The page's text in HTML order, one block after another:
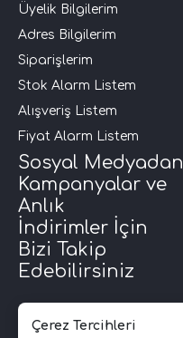
Üyelik Bilgilerim
Adres Bilgilerim
Siparişlerim
Stok Alarm Listem
Alışveriş Listem
Fiyat Alarm Listem
Sosyal Medyadan
Kampanyalar ve
Anlık
İndirimler İçin
Bizi Takip
Edebilirsiniz
Çerez Tercihleri